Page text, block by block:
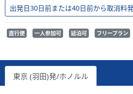
出発日30日前または40日前から取消料
直行便 一人参加可 延泊可 フリープラン
東京 (羽田)発/ホノルル